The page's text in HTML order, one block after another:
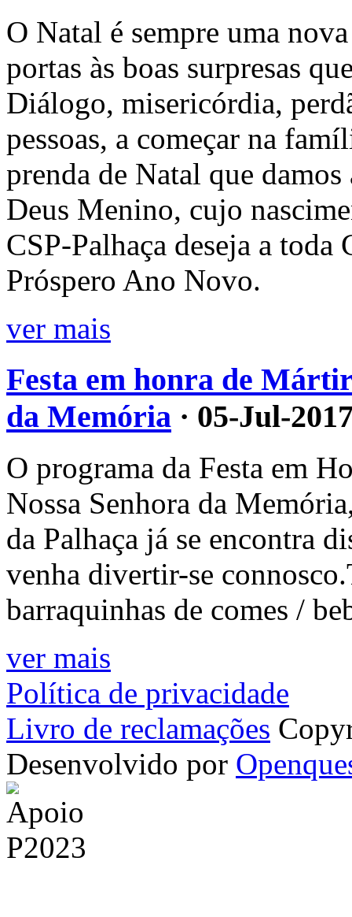
O Natal é sempre uma
portas às boas surpresas
Diálogo, misericórdia,
pessoas, a começar na
prenda de Natal que
Deus Menino, cujo
CSP-Palhaça deseja a
Próspero Ano Novo.
ver mais
Festa em honra de
da Memória · 05-Jul-
O programa da Festa em
Nossa Senhora da
da Palhaça já se encontra
venha divertir-se
barraquinhas de comes /
ver mais
Política de privacidade
Livro de reclamações
Desenvolvido por